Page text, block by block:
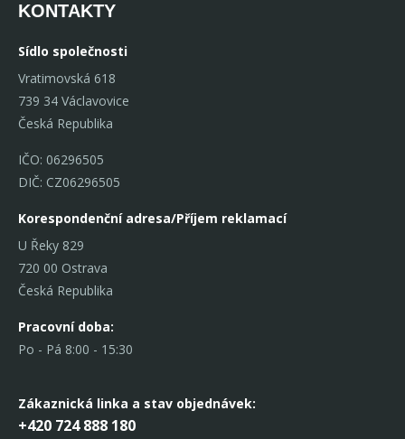
KONTAKTY
Sídlo společnosti
Vratimovská 618
739 34 Václavovice
Česká Republika
IČO: 06296505
DIČ: CZ06296505
Korespondenční adresa/Příjem reklamací
U Řeky 829
720 00 Ostrava
Česká Republika
Pracovní doba:
Po - Pá 8:00 - 15:30
Zákaznická linka a stav objednávek:
+420 724 888 180